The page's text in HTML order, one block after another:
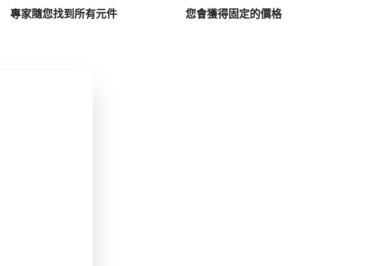
專家隨您找到所有元件 您會獲得固定的價格